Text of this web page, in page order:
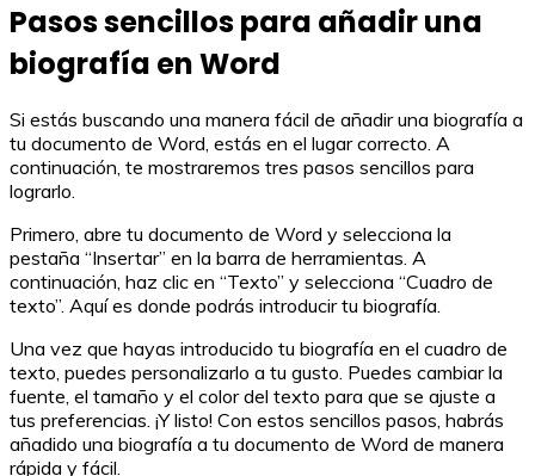
Pasos sencillos para añadir una
biografía en Word
Si estás buscando una manera fácil de añadir una biografía a
tu documento de Word, estás en el lugar correcto. A
continuación, te mostraremos tres pasos sencillos para
lograrlo.
Primero, abre tu documento de Word y selecciona la
pestaña “Insertar” en la barra de herramientas. A
continuación, haz clic en “Texto” y selecciona “Cuadro de
texto”. Aquí es donde podrás introducir tu biografía.
Una vez que hayas introducido tu biografía en el cuadro de
texto, puedes personalizarlo a tu gusto. Puedes cambiar la
fuente, el tamaño y el color del texto para que se ajuste a
tus preferencias. ¡Y listo! Con estos sencillos pasos, habrás
añadido una biografía a tu documento de Word de manera
rápida y fácil.